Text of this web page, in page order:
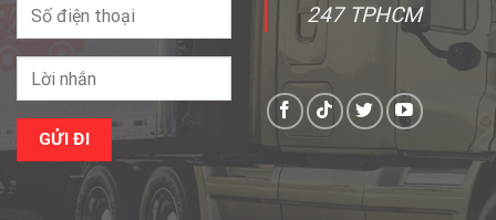
247 TPHCM